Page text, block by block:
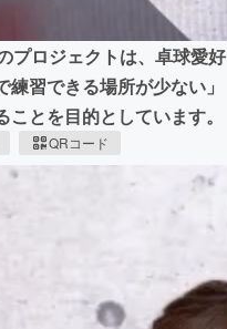
プロジェクトは、卓球愛好
習できる場所が少ない」
とを目的としています。
QRコード